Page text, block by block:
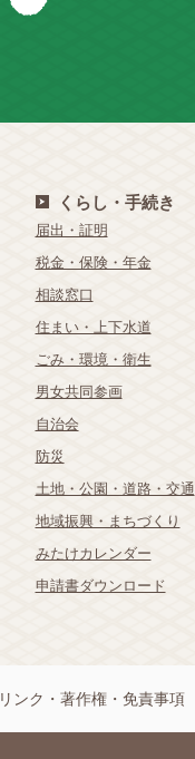
くらし・手続き
届出・証明
税金・保険・年金
相談窓口
住まい・上下水道
ごみ・環境・衛生
男女共同参画
自治会
防災
土地・公園・道路・交通
地域振興・まちづくり
みたけカレンダー
申請書ダウンロード
リンク・著作権・免責事項